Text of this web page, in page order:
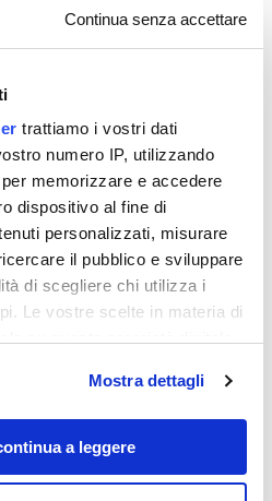
Continua senza accettare
trattiamo i vostri dati
numero IP, utilizzando
memorizzare e accedere
dispositivo al fine di
personalizzati, misurare
il pubblico e sviluppare
di scegliere chi utilizza i
Le vostre scelte in materia di
consenso in qualsiasi
sui cookie o facendo clic
privacy.
Mostra dettagli
a leggere